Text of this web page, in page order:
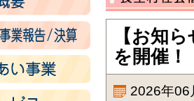
【お知
を開催！
2026年06